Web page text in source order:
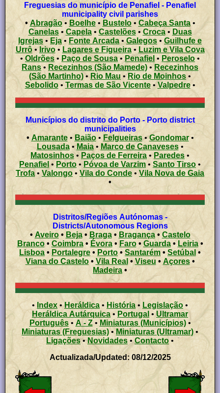
Freguesias do município de Penafiel - Penafiel
municipality civil parishes
• Abragão• Boelhe• Bustelo• Cabeça Santa•
Canelas• Capela• Castelões• Croca• Duas
Igrejas • Eja• Fonte Arcada •Galegos • Guilhufe e
Urrô• Irivo• Lagares e Figueira• Luzim e Vila Cova
• Oldrões •Paço de Sousa• Penafiel • Peroselo•
Rans• Recezinhos (São Mamede) •Recezinhos
(São Martinho)• Rio Mau •Rio de Moinhos •
Sebolido• Termas de São Vicente• Valpedre•
Municípios do distrito do Porto - Porto district
municipalities
• Amarante• Baião• Felgueiras•Gondomar•
Lousada•Maia• Marco de Canaveses•
Matosinhos • Paços de Ferreira • Paredes •
Penafiel • Porto • Póvoa de Varzim• Santo Tirso •
Trofa •Valongo • Vila do Conde • Vila Nova de Gaia
•
Distritos/Regiões Autónomas -
Districts/Autonomous Regions
• Aveiro• Beja• Braga• Bragança• Castelo
Branco• Coimbra• Évora• Faro•Guarda• Leiria•
Lisboa• Portalegre • Porto•Santarém • Setúbal •
Viana do Castelo• Vila Real •Viseu • Açores •
Madeira •
• Index • Heráldica • História • Legislação •
Heráldica Autárquica • Portugal •Ultramar
Português• A - Z• Miniaturas (Municípios)•
Miniaturas (Freguesias)•Miniaturas (Ultramar) •
Ligações•Novidades •Contacto •
Actualizada/Updated: 08/12/2025